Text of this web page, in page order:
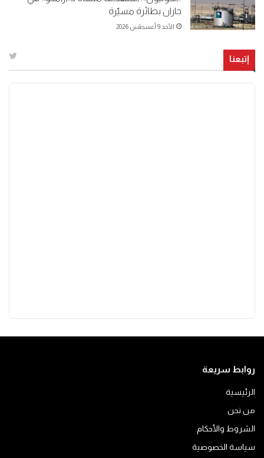
جازان بطائرة مسيّرة
الأحد 9 أغسطس 2026
إتبعنا
روابط سريعة
الرئيسية
من نحن
الشروط والأحكام
سياسة الخصوصية